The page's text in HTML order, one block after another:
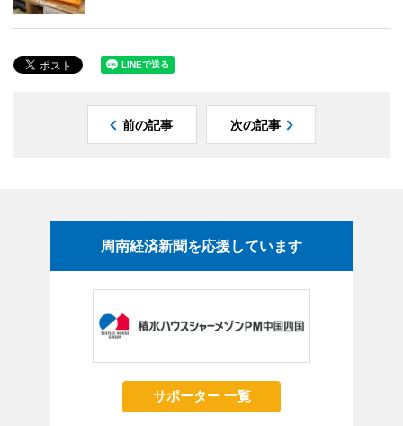
前の記事 次の記事
周南経済新聞を応援しています
サポーター 一覧